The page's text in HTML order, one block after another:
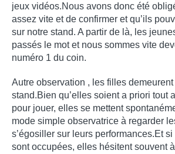
jeux vidéos.Nous avons donc été
assez vite et de confirmer et qu’ils
sur notre stand. A partir de là, les
passés le mot et nous sommes vite
numéro 1 du coin.
Autre observation , les filles
stand.Bien qu’elles soient a priori tout
pour jouer, elles se mettent
mode simple observatrice à regarder
s’égosiller sur leurs performances.Et
sont occupées, elles hésitent souvent